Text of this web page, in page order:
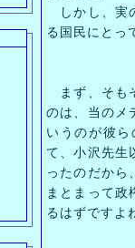
しかし、実
る国民にとっ
まず、そも
のは、当のメ
いうのが彼
て、小沢先生
ったのだから
まとまって
るはずですよ